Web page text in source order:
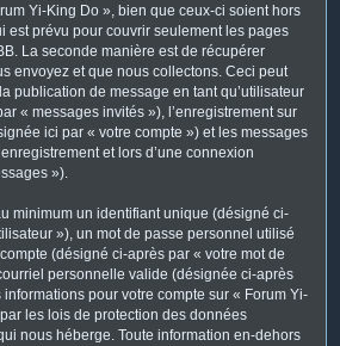
Yi-King Do », bien que ceux-ci soient hors
est prévu pour couvrir seulement les pages
La seconde manière est de récupérer
envoyez et que nous collectons. Ceci peut
publication de message en tant qu’utilisateur
« messages invités »), l’enregistrement sur
ici par « votre compte ») et les messages
et lors d’une connexion
»).
minimum un identifiant unique (désigné ci-
»), un mot de passe personnel utilisé
(désigné ci-après par « votre mot de
personnelle valide (désignée ci-après
pour votre compte sur « Forum Yi-
les lois de protection des données
nous héberge. Toute information en-dehors